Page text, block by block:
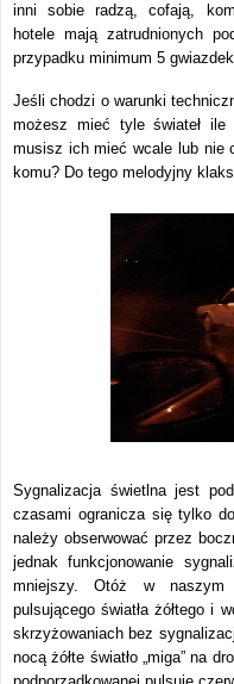
inni sobie radzą, cofają,
hotele mają zatrudnionych
przypadku minimum 5
Jeśli chodzi o warunki
możesz mieć tyle świateł
musisz ich mieć wcale lub nie
komu? Do tego melodyjny
Sygnalizacja świetlna jest
czasami ogranicza się tylko
należy obserwować przez
jednak funkcjonowanie
mniejszy. Otóż w naszym
pulsującego światła żółtego i
skrzyżowaniach bez
nocą żółte światło „miga” na